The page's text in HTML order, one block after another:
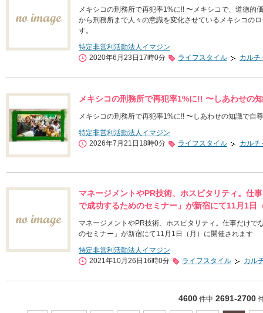
メキシコの刑務所で再犯率1%に!! 〜メキシコで、道徳的
から刑務所まで人々の意識を変化させているメキシコの
す。
特定非営利活動法人イマジン
2020年6月23日17時0分
ライフスタイル カルチ
メキシコの刑務所で再犯率1%に!! 〜しあわせの
メキシコの刑務所で再犯率1%に!! 〜しあわせの知識で自
特定非営利活動法人イマジン
2026年7月21日18時0分
ライフスタイル カルチ
マネージメントやPR技術、ホスピタリティ。仕
で成功するためのセミナー」が新宿にて11月1日
マネージメントやPR技術、ホスピタリティ。仕事だけ
のセミナー」が新宿にて11月1日（月）に開催されます
特定非営利活動法人イマジン
2021年10月26日16時0分
ライフスタイル カル
4600件中 2691-2700